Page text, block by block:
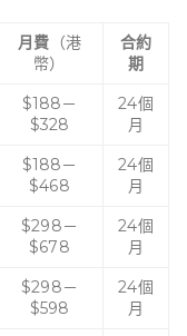
月費 （港
幣）
合約
期
$188－
$328
24個
月
$188－
$468
24個
月
$298－
$678
24個
月
$298－
$598
24個
月